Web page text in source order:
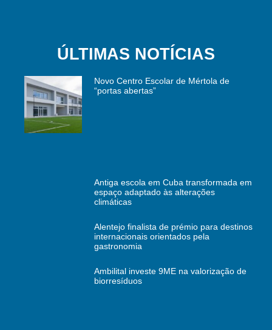
ÚLTIMAS NOTÍCIAS
Novo Centro Escolar de Mértola de
“portas abertas”
Antiga escola em Cuba transformada em
espaço adaptado às alterações
climáticas
Alentejo finalista de prémio para destinos
internacionais orientados pela
gastronomia
Ambilital investe 9ME na valorização de
biorresíduos